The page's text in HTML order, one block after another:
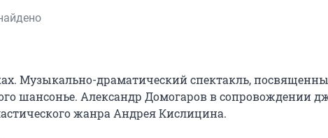
Музыкально-драматический спектакль,
шансонье. Александр Домогаров в сопровождении
жанра Андрея Кислицина.